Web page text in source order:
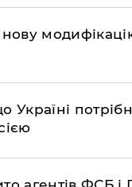
Україні